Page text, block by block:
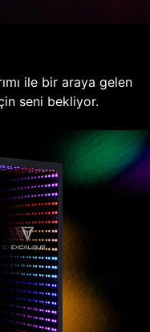
ile bir araya gelen
seni bekliyor.